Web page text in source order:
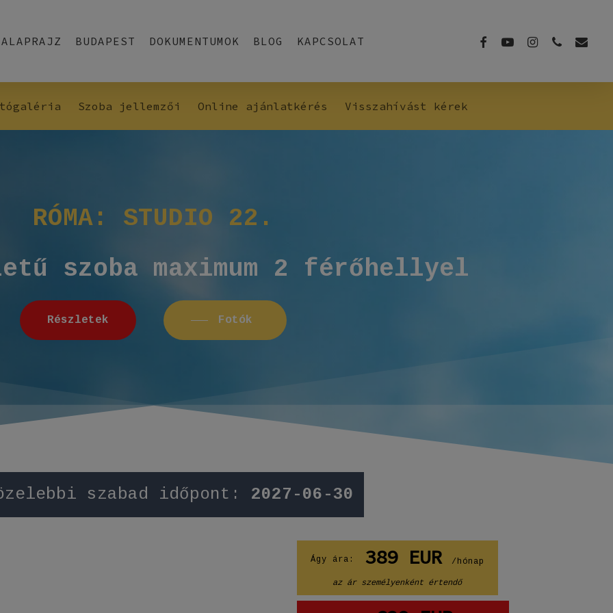
ALAPRAJZ BUDAPEST DOKUMENTUMOK BLOG KAPCSOLAT FACEBOOK
YOUTUBEINSTAGRAM
PHONEEMAIL
Szoba jellemzői Online ajánlatkérés Visszahívást kérek
RÓMA: STUDIO
22.
szoba maximum 2 férőhellyel
Részlete k Fotók
szabad időpont: 2027-06-30
Ágy ára: 389 EUR /hónap
az ár személyenként értendő